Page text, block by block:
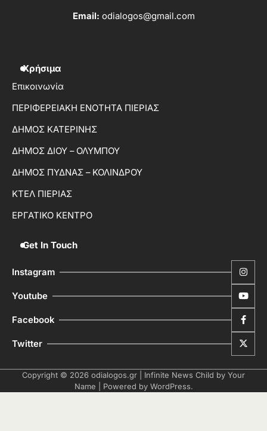
Email: odialogos@gmail.com
Χρήσιμα
Επικοινωνία
ΠΕΡΙΦΕΡΕΙΑΚΗ ΕΝΟΤΗΤΑ ΠΙΕΡΙΑΣ
ΔΗΜΟΣ ΚΑΤΕΡΙΝΗΣ
ΔΗΜΟΣ ΔΙΟΥ – ΟΛΥΜΠΟΥ
ΔΗΜΟΣ ΠΥΔΝΑΣ – ΚΟΛΙΝΔΡΟΥ
ΚΤΕΛ ΠΙΕΡΙΑΣ
ΕΡΓΑΤΙΚΟ ΚΕΝΤΡΟ
Get In Touch
Instagram
Youtube
Facebook
Twitter
Copyright © 2026 odialogos.gr | Infinite News Child by Your
Name | Powered by WordPress.